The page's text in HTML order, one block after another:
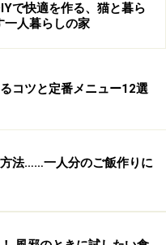
を入れて、その上から
だしを注げば、できあ
めとねぎ。
このポットは、その他
。詳しくは
で快適を作る、猫と暮ら
一人暮らしの家
コツと定番メニュー12選
法……一人分のご飯作りに